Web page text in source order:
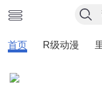
首页 R级动漫